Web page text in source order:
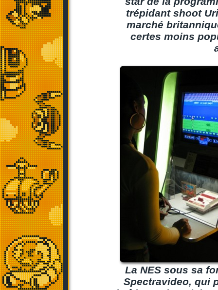
trépidant shoot
marché
certes moins
La NES sous sa
Spectravideo, qui